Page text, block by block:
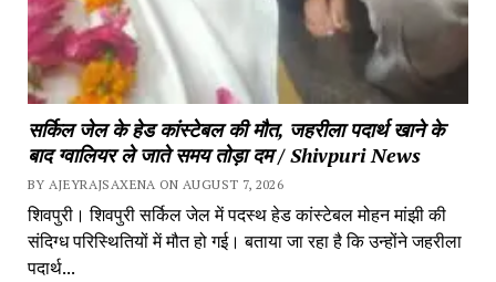
सर्किल जेल के हेड कांस्टेबल की मौत, जहरीला पदार्थ खाने के
बाद ग्वालियर ले जाते समय तोड़ा दम / Shivpuri News
BY AJEYRAJSAXENA ON AUGUST 7, 2026
शिवपुरी। शिवपुरी सर्किल जेल में पदस्थ हेड कांस्टेबल मोहन मांझी की
संदिग्ध परिस्थितियों में मौत हो गई। बताया जा रहा है कि उन्होंने जहरीला
पदार्थ...